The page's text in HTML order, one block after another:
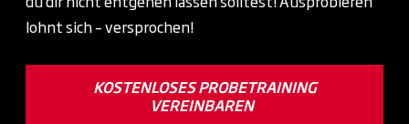
lohnt sich – versprochen!
KOSTENLOSES PROBETRAINING
VEREINBAREN